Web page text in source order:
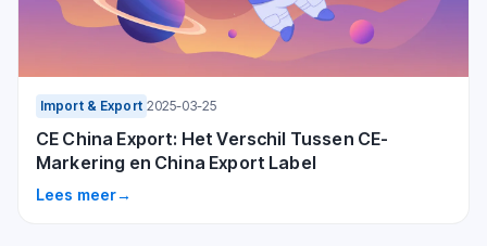
Import & Export 2025-03-25
CE China Export: Het Verschil Tussen CE-
Markering en China Export Label
Lees meer→